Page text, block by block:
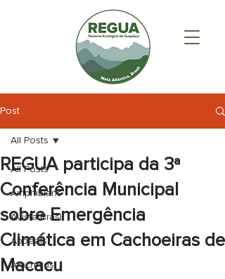
Post
All Posts
Amphibians
AvistarBrasil
Appeals
Arachnids
All Posts
REGUA participa da 3ª
Conferência Municipal
sobre Emergência
Climática em Cachoeiras de
Macacu